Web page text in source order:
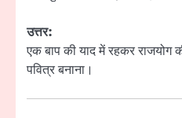
उत्तर:
एक बाप की याद में रहकर राजयोग
पवित्र बनाना।